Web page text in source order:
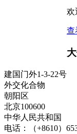
欢
查
建国门外1-3-22号
外交化合物
朝阳区
北京100600
中华人民共和国
电话：（+8610）